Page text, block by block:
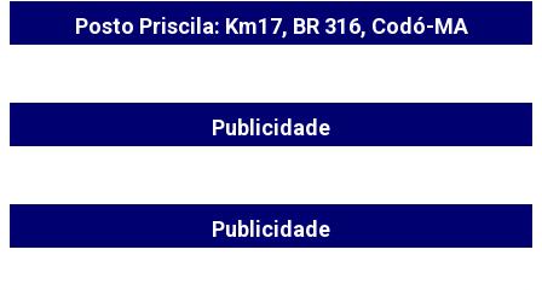
Posto Priscila: Km17, BR 316, Codó-MA
Publicidade
Publicidade